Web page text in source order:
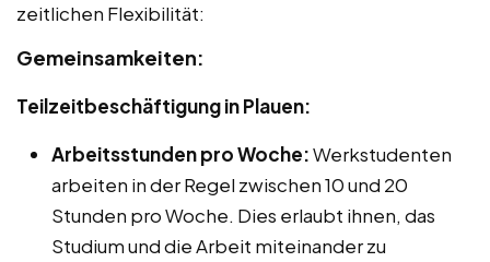
zeitlichen Flexibilität:
Gemeinsamkeiten:
Teilzeitbeschäftigung in Plauen:
Arbeitsstunden pro Woche:Werkstudenten
arbeiten in der Regel zwischen 10 und 20
Stunden pro Woche. Dies erlaubt ihnen, das
Studium und die Arbeit miteinander zu